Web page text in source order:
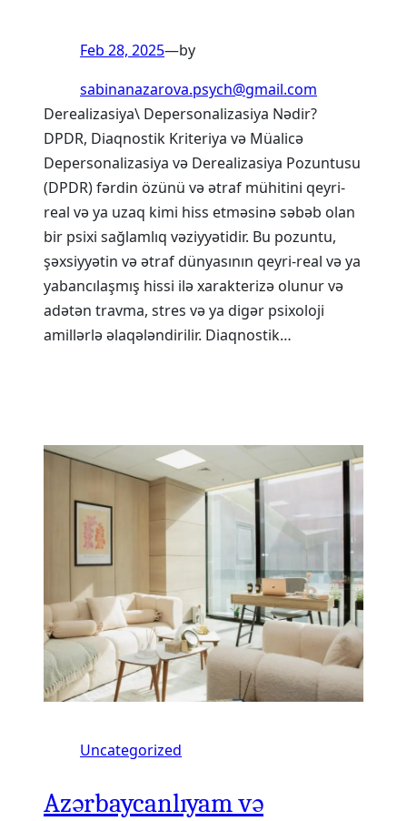
Feb 28, 2025—by
sabinanazarova.psych@gmail.com
Derealizasiya\ Depersonalizasiya Nədir?
DPDR, Diaqnostik Kriteriya və Müalicə
Depersonalizasiya və Derealizasiya Pozuntusu
(DPDR) fərdin özünü və ətraf mühitini qeyri-
real və ya uzaq kimi hiss etməsinə səbəb olan
bir psixi sağlamlıq vəziyyətidir. Bu pozuntu,
şəxsiyyətin və ətraf dünyasının qeyri-real və ya
yabancılaşmış hissi ilə xarakterizə olunur və
adətən travma, stres və ya digər psixoloji
amillərlə əlaqələndirilir. Diaqnostik…
Uncategorized
Azərbaycanlıyam və